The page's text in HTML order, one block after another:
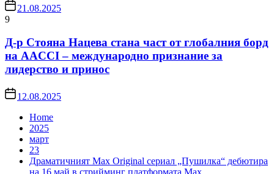
21.08.2025
9
Д-р Стояна Нацева стана част от глобалния борд
на AACCI – международно признание за
лидерство и принос
12.08.2025
Home
2025
март
23
Драматичният Max Original сериал „Пушилка“ дебютира
на 16 май в стрийминг платформата Max